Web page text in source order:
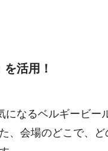
活用！
なるベルギービー
、会場のどこで、